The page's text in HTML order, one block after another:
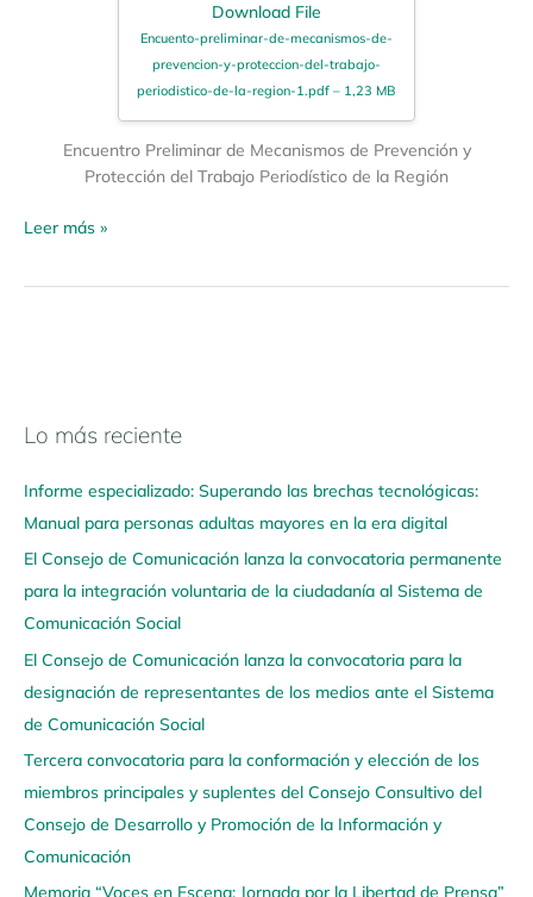
Download File
Encuento-preliminar-de-mecanismos-de-
prevencion-y-proteccion-del-trabajo-
periodistico-de-la-region-1.pdf – 1,23 MB
Encuentro Preliminar de Mecanismos de Prevención y
Protección del Trabajo Periodístico de la Región
Leer más »
Lo más reciente
Informe especializado: Superando las brechas tecnológicas:
Manual para personas adultas mayores en la era digital
El Consejo de Comunicación lanza la convocatoria permanente
para la integración voluntaria de la ciudadanía al Sistema de
Comunicación Social
El Consejo de Comunicación lanza la convocatoria para la
designación de representantes de los medios ante el Sistema
de Comunicación Social
Tercera convocatoria para la conformación y elección de los
miembros principales y suplentes del Consejo Consultivo del
Consejo de Desarrollo y Promoción de la Información y
Comunicación
Memoria “Voces en Escena: Jornada por la Libertad de Prensa”
N
v
e
g
a
a
q
u
í